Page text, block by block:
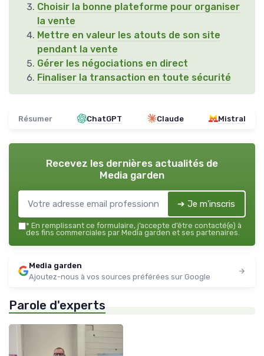
Choisir la bonne plateforme pour organiser
la vente
Mettre en valeur les atouts de son site
pendant la vente
Gérer les négociations en direct
Finaliser la transaction en toute sécurité
Résumer ChatGPT Claude Mistral
Recevez les dernières actualités de
Media garden
➔ Je m'inscris
* En remplissant ce formulaire, j’accepte d’être contacté(e) à
des fins commerciales par Media garden et ses partenaires.
Media garden
Ajoutez-nous à vos sources préférées sur Google
Parole d'experts